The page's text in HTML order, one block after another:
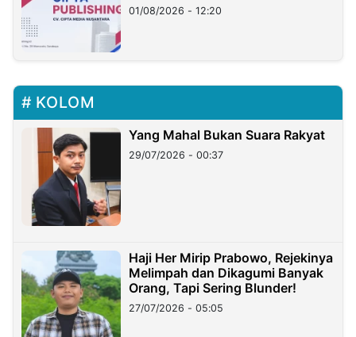
01/08/2026 - 12:20
KOLOM
Yang Mahal Bukan Suara Rakyat
29/07/2026 - 00:37
Haji Her Mirip Prabowo, Rejekinya
Melimpah dan Dikagumi Banyak
Orang, Tapi Sering Blunder!
27/07/2026 - 05:05